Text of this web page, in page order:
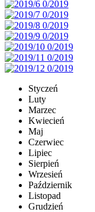
Styczeń
Luty
Marzec
Kwiecień
Maj
Czerwiec
Lipiec
Sierpień
Wrzesień
Październik
Listopad
Grudzień